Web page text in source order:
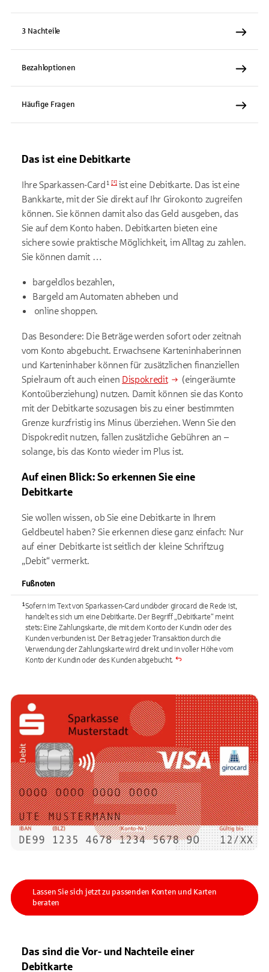
3 Nachteile
Bezahloptionen
Häufige Fragen
Das ist eine Debitkarte
IhreSparkassen-Card¹ [¹] ist eine Debitkarte. Das ist eine
Bankkarte, mit der Sie direkt auf Ihr Girokonto zugreifen
können. Sie können damit also das Geld ausgeben, das
Sie auf dem Konto haben. Debitkarten bieten eine
sichere sowie praktische Möglichkeit, im Alltag zu zahlen.
Sie können damit …
bargeldlos bezahlen,
Bargeld am Automaten abheben und
online shoppen.
Das Besondere: Die Beträge werden sofort oder zeitnah
vom Konto abgebucht. Erwachsene Karteninhaberinnen
und Karteninhaber können für zusätzlichen finanziellen
Spielraum oft auch einen Dispokredit
(eingeräumte
Kontoüberziehung) nutzen. Damit können sie das Konto
mit der Debitkarte sozusagen bis zu einer bestimmten
Grenze kurzfristig ins Minus überziehen. Wenn Sie den
Dispokredit nutzen, fallen zusätzliche Gebühren an –
solange, bis das Konto wieder im Plus ist.
Auf einen Blick: So erkennen Sie eine
Debitkarte
Sie wollen wissen, ob Sie eine Debitkarte in Ihrem
Geldbeutel haben? Sie erkennen diese ganz einfach: Nur
auf einer Debitkarte ist seitlich der kleine Schriftzug
„Debit“ vermerkt.
Fußnoten
¹Sofern im Text von Sparkassen-Card und/oder girocard die Rede ist,
handelt es sich um eine Debitkarte. Der Begriff „Debitkarte“ meint
stets: Eine Zahlungskarte, die mit dem Konto der Kundin oder des
Kunden verbunden ist. Der Betrag jeder Transaktion durch die
Verwendung der Zahlungskarte wird direkt und in voller Höhe vom
Konto der Kundin oder des Kunden abgebucht.
Lassen Sie sich jetzt zu passenden Konten und Karten
beraten
Das sind die Vor- und Nachteile einer
Debitkarte